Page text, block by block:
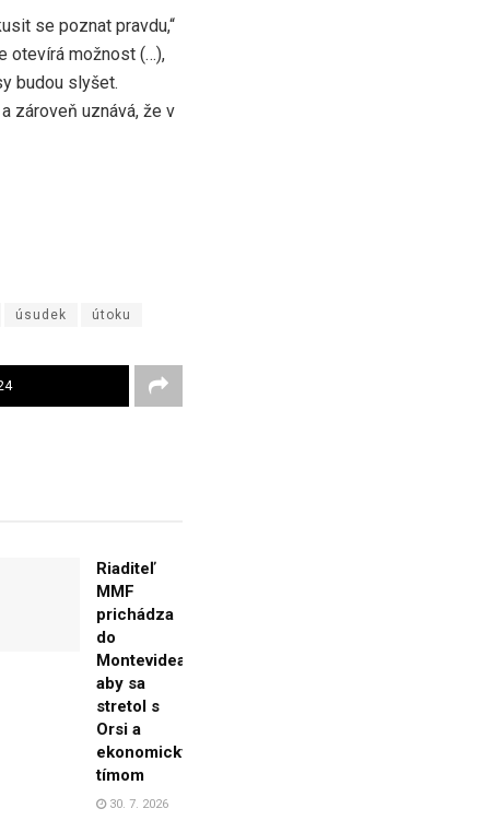
se poznat pravdu,“
otevírá možnost (…),
budou slyšet.
zároveň uznává, že v
úsudek útoku
Riaditeľ
MMF
prichádza
do
Montevidea,
aby sa
stretol s
Orsi a
ekonomickým
tímom
30. 7. 2026